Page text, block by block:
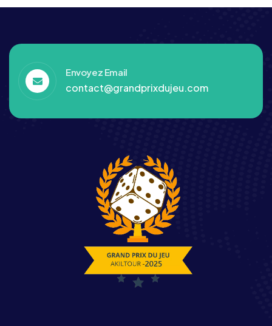
Envoyez Email
contact@grandprixdujeu.com